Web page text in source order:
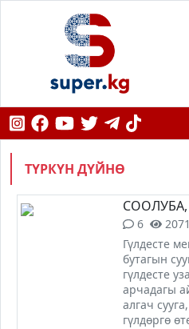
ТҮРКҮН ДҮЙНӨ
6
Гүлдесте
бутагын
гүлдесте
арчадагы
алгач
гүлдөргө